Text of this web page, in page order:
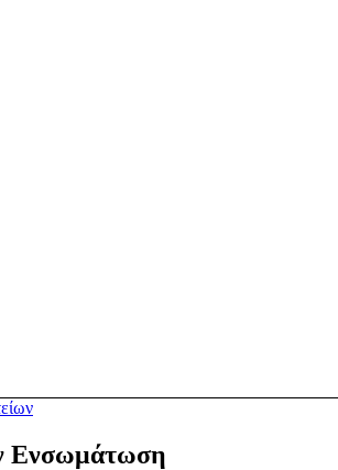
Ενσωμάτωση